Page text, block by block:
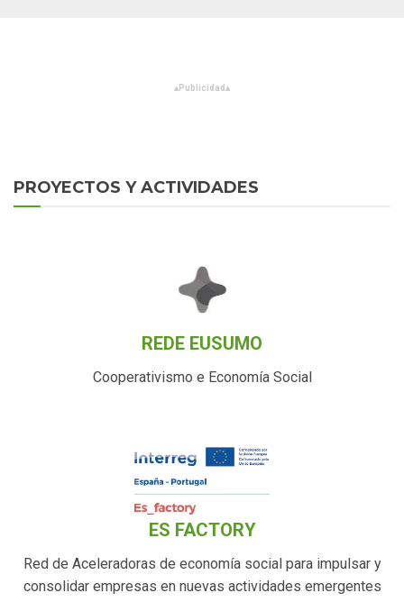
▴Publicidad ▴
PROYECTOS Y ACTIVIDADES
REDE EUSUMO
Cooperativismo e Economía Social
ES FACTORY
Red de Aceleradoras de economía social para impulsar y
consolidar empresas en nuevas actividades emergentes